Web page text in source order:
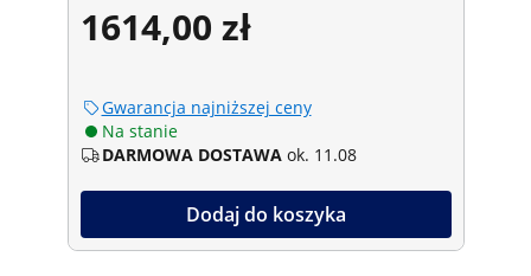
1614,00 zł
Gwarancja najniższej ceny
Na stanie
DARMOWA DOSTAWA ok. 11.08
Dodaj do koszyka